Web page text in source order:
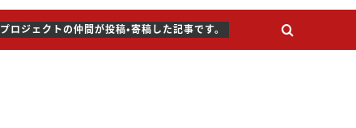
プロジェクトの仲間が投稿・寄稿した記事です。